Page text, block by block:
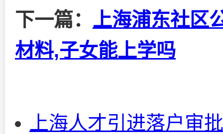
下一篇： 上海浦东社区
材料,子女能上学吗
上海人才引进落户审